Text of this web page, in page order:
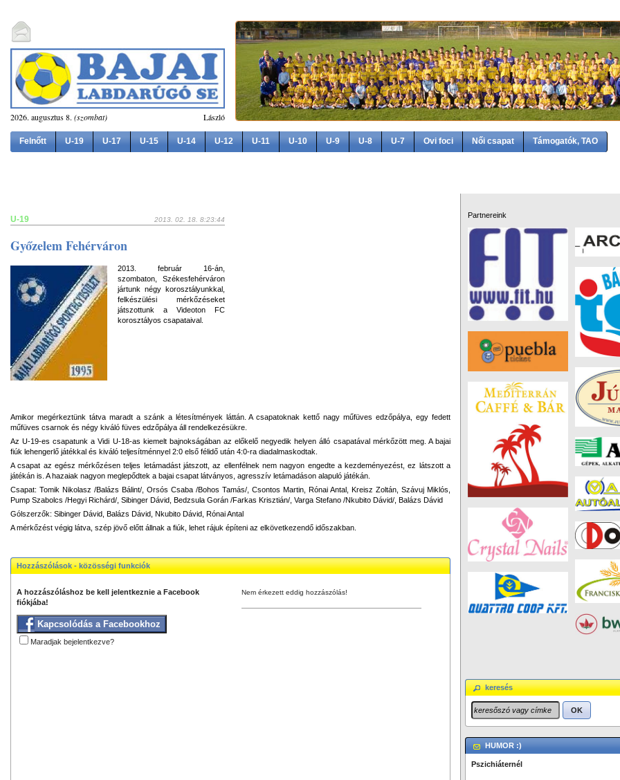
2026. augusztus 8. (szombat) László
Felnőtt U-19 U-17 U-15 U-14 U-12 U-11 U-10 U-9 U-8 U-7 Ovi foci Női csapat Támogatók, TAO
U-19 2013. 02. 18. 8:23:44
Győzelem Fehérváron
2013. február 16-án,
szombaton, Székesfehérváron
jártunk négy korosztályunkkal,
felkészülési mérkőzéseket
játszottunk a Videoton FC
korosztályos csapataival.
Amikor megérkeztünk tátva maradt a szánk a létesítmények láttán. A csapatoknak kettő nagy műfüves edzőpálya, egy fedett
műfüves csarnok és négy kiváló füves edzőpálya áll rendelkezésükre.
Az U-19-es csapatunk a Vidi U-18-as kiemelt bajnokságában az előkelő negyedik helyen álló csapatával mérkőzött meg. A bajai
fiúk lehengerlő játékkal és kiváló teljesítménnyel 2:0 első félidő után 4:0-ra diadalmaskodtak.
A csapat az egész mérkőzésen teljes letámadást játszott, az ellenfélnek nem nagyon engedte a kezdeményezést, ez látszott a
játékán is. A hazaiak nagyon meglepődtek a bajai csapat látványos, agresszív letámadáson alapuló játékán.
Csapat: Tomik Nikolasz /Balázs Bálint/, Orsós Csaba /Bohos Tamás/, Csontos Martin, Rónai Antal, Kreisz Zoltán, Szávuj Miklós,
Pump Szabolcs /Hegyi Richárd/, Sibinger Dávid, Bedzsula Gorán /Farkas Krisztián/, Varga Stefano /Nkubito Dávid/, Balázs Dávid
Gólszerzők: Sibinger Dávid, Balázs Dávid, Nkubito Dávid, Rónai Antal
A mérkőzést végig látva, szép jövő előtt állnak a fiúk, lehet rájuk építeni az elkövetkezendő időszakban.
Hozzászólások - közösségi funkciók
A hozzászóláshoz be kell jelentkeznie a Facebook
fiókjába!
Kapcsolódás a Facebookhoz
Maradjak bejelentkezve?
Nem érkezett eddig hozzászólás!
Partnereink
keresés
OK
HUMOR :)
Pszichiáternél